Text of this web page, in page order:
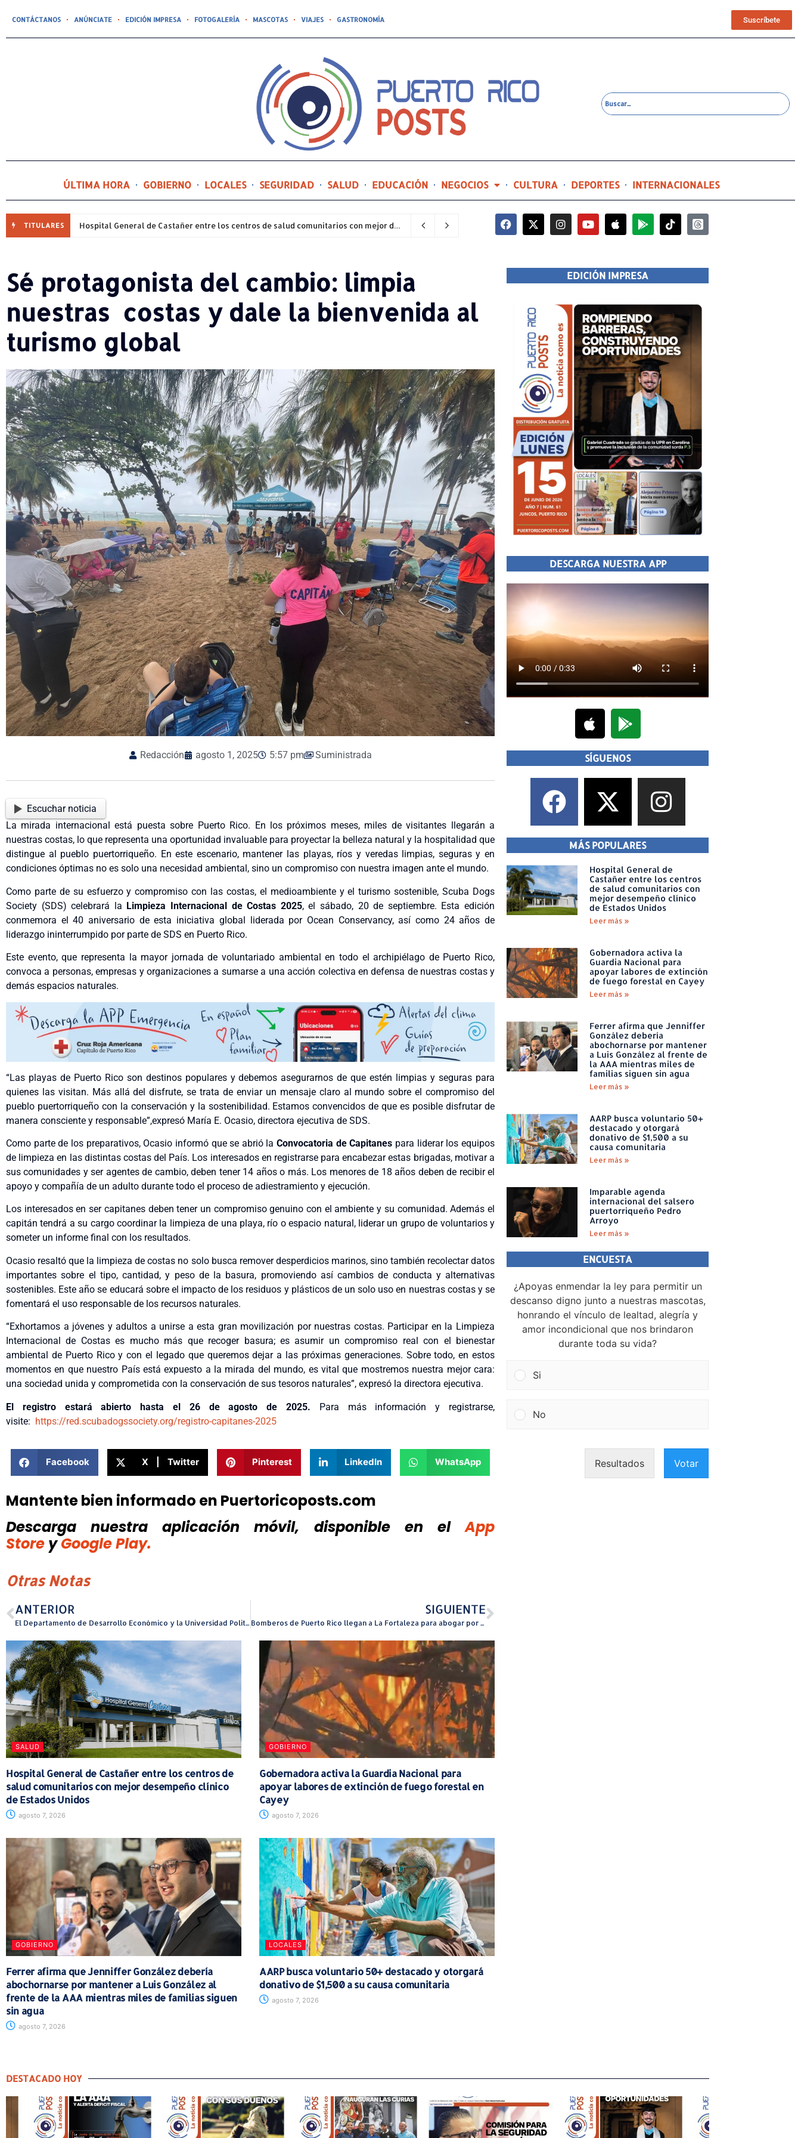
CONTÁCTANOS ANÚNCIATE EDICIÓN IMPRESA FOTOGALERÍA MASCOTAS VIAJES GASTRONOMÍA Suscríbete
ÚLTIMA HORA GOBIERNO LOCALES SEGURIDAD SALUD EDUCACIÓN NEGOCIOS CULTURA DEPORTES INTERNACIONALES
TITULARES Hospital General de Castañer entre los centros de salud comunitarios con mejor desempeño clínico de Estados Unidos 3 horas ago
Sé protagonista del cambio: limpia
nuestras costas y dale la bienvenida al
turismo global
Redacción agosto 1, 2025 5:57 pm Suministrada
Escuchar noticia
La mirada internacional está puesta sobre Puerto Rico. En los próximos meses, miles de visitantes llegarán a
nuestras costas, lo que representa una oportunidad invaluable para proyectar la belleza natural y la hospitalidad que
distingue al pueblo puertorriqueño. En este escenario, mantener las playas, ríos y veredas limpias, seguras y en
condiciones óptimas no es solo una necesidad ambiental, sino un compromiso con nuestra imagen ante el mundo.
Como parte de su esfuerzo y compromiso con las costas, el medioambiente y el turismo sostenible, Scuba Dogs
Society (SDS) celebrará la Limpieza Internacional de Costas 2025, el sábado, 20 de septiembre. Esta edición
conmemora el 40 aniversario de esta iniciativa global liderada por Ocean Conservancy, así como 24 años de
liderazgo ininterrumpido por parte de SDS en Puerto Rico.
Este evento, que representa la mayor jornada de voluntariado ambiental en todo el archipiélago de Puerto Rico,
convoca a personas, empresas y organizaciones a sumarse a una acción colectiva en defensa de nuestras costas y
demás espacios naturales.
“Las playas de Puerto Rico son destinos populares y debemos asegurarnos de que estén limpias y seguras para
quienes las visitan. Más allá del disfrute, se trata de enviar un mensaje claro al mundo sobre el compromiso del
pueblo puertorriqueño con la conservación y la sostenibilidad. Estamos convencidos de que es posible disfrutar de
manera consciente y responsable”,expresó María E. Ocasio, directora ejecutiva de SDS.
Como parte de los preparativos, Ocasio informó que se abrió laConvocatoria de Capitanes para liderar los equipos
de limpieza en las distintas costas del País. Los interesados en registrarse para encabezar estas brigadas, motivar a
sus comunidades y ser agentes de cambio, deben tener 14 años o más. Los menores de 18 años deben de recibir el
apoyo y compañía de un adulto durante todo el proceso de adiestramiento y ejecución.
Los interesados en ser capitanes deben tener un compromiso genuino con el ambiente y su comunidad. Además el
capitán tendrá a su cargo coordinar la limpieza de una playa, río o espacio natural, liderar un grupo de voluntarios y
someter un informe final con los resultados.
Ocasio resaltó que la limpieza de costas no solo busca remover desperdicios marinos, sino también recolectar datos
importantes sobre el tipo, cantidad, y peso de la basura, promoviendo así cambios de conducta y alternativas
sostenibles. Este año se educará sobre el impacto de los residuos y plásticos de un solo uso en nuestras costas y se
fomentará el uso responsable de los recursos naturales.
“Exhortamos a jóvenes y adultos a unirse a esta gran movilización por nuestras costas. Participar en la Limpieza
Internacional de Costas es mucho más que recoger basura; es asumir un compromiso real con el bienestar
ambiental de Puerto Rico y con el legado que queremos dejar a las próximas generaciones. Sobre todo, en estos
momentos en que nuestro País está expuesto a la mirada del mundo, es vital que mostremos nuestra mejor cara:
una sociedad unida y comprometida con la conservación de sus tesoros naturales”, expresó la directora ejecutiva.
El registro estará abierto hasta el 26 de agosto de 2025. Para más información y registrarse,
visite: https://red.scubadogssociety.org/registro-capitanes-2025
Facebook X | Twitter Pinterest LinkedIn WhatsApp
Mantente bien informado en Puertoricoposts.com
Descarga nuestra aplicación móvil, disponible
en el
App
Store y Google Play.
Otras Notas
ANTERIOR
El Departamento de Desarrollo Económico y la Universidad Politécnica se alían para desarrollar un mapa interactivo del ecosistema logístico de Puerto Rico
SIGUIENTE
Bomberos de Puerto Rico llegan a La Fortaleza para abogar por su retiro
SALUD
Hospital General de Castañer entre los centros de
salud comunitarios con mejor desempeño clínico
de Estados Unidos
agosto 7, 2026
GOBIERNO
Gobernadora activa la Guardia Nacional para
apoyar labores de extinción de fuego forestal en
Cayey
agosto 7, 2026
GOBIERNO
Ferrer afirma que Jenniffer González debería
abochornarse por mantener a Luis González al
frente de la AAA mientras miles de familias siguen
sin agua
agosto 7, 2026
LOCALES
AARP busca voluntario 50+ destacado y otorgará
donativo de $1,500 a su causa comunitaria
agosto 7, 2026
EDICIÓN IMPRESA
DESCARGA NUESTRA APP
SÍGUENOS
MÁS POPULARES
Hospital General de
Castañer entre los centros
de salud comunitarios con
mejor desempeño clínico
de Estados Unidos
Leer más »
Gobernadora activa la
Guardia Nacional para
apoyar labores de extinción
de fuego forestal en Cayey
Leer más »
Ferrer afirma que Jenniffer
González debería
abochornarse por mantener
a Luis González al frente de
la AAA mientras miles de
familias siguen sin agua
Leer más »
AARP busca voluntario 50+
destacado y otorgará
donativo de $1,500 a su
causa comunitaria
Leer más »
Imparable agenda
internacional del salsero
puertorriqueño Pedro
Arroyo
Leer más »
ENCUESTA
¿Apoyas enmendar la ley para permitir un
descanso digno junto a nuestras mascotas,
honrando el vínculo de lealtad, alegría y
amor incondicional que nos brindaron
durante toda su vida?
Si
No
Resultados Votar
DESTACADO HOY